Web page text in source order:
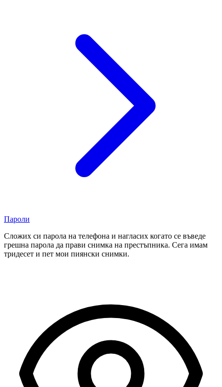
Пароли
Сложих си парола на телефона и нагласих когато се въведе
грешна парола да прави снимка на престъпника. Сега имам
тридесет и пет мои пиянски снимки.